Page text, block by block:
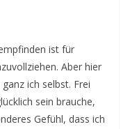
ist für
Aber hier
ich selbst. Frei
sein brauche,
Gefühl, dass ich